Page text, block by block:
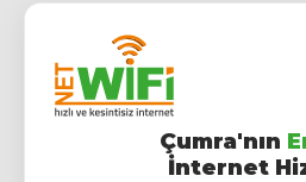
Çumra'nın
İnternet